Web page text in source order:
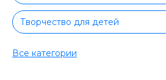
Творчество для детей
Спорт для детей
Все категории